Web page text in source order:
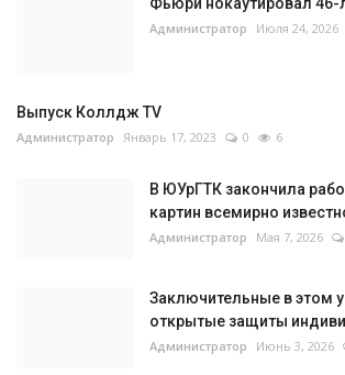
Фьюри нокаутировал 46-
Администратор Июля 24, 2026
Выпуск Коллдж TV
Администратор Январь 17, 2023 0 6
В ЮУрГТК закончила
картин всемирно
Администратор Мая 7, 2026
Заключительные в этом
открытые защиты
Администратор Июнь 3, 2026